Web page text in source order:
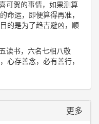
可贺的事情，如果测算
命运，即便算得再准，
的是为了趋吉避凶，顺
读书，六名七相八敬
心存善念，必有善行，
更多